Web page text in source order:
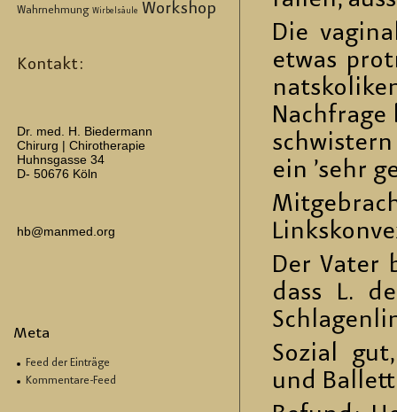
Wahrnehmung Wirbelsäule Workshop
Kontakt:
Dr. med. H. Biedermann
Chirurg | Chirotherapie
Huhnsgasse 34
D- 50676 Köln
hb@manmed.org
Meta
Feed der Einträge
Kommentare-Feed
Die
etwas
ein ’sehr
Der Vater
dass L.
So­zi­al
und